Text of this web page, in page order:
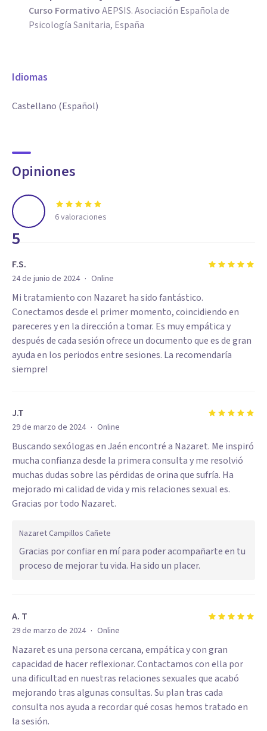
Curso FormativoAEPSIS. Asociación Española de
Psicología Sanitaria, España
Idiomas
Castellano (Español)
Opiniones
5
6valoraciones
F.S.
24 de junio de 2024 · Online
Mi tratamiento con Nazaret ha sido fantástico.
Conectamos desde el primer momento, coincidiendo en
pareceres y en la dirección a tomar. Es muy empática y
después de cada sesión ofrece un documento que es de gran
ayuda en los periodos entre sesiones. La recomendaría
siempre!
J.T
29 de marzo de 2024 · Online
Buscando sexólogas en Jaén encontré a Nazaret. Me inspiró
mucha confianza desde la primera consulta y me resolvió
muchas dudas sobre las pérdidas de orina que sufría. Ha
mejorado mi calidad de vida y mis relaciones sexual es.
Gracias por todo Nazaret.
Nazaret Campillos Cañete
Gracias por confiar en mí para poder acompañarte en tu
proceso de mejorar tu vida. Ha sido un placer.
A. T
29 de marzo de 2024 · Online
Nazaret es una persona cercana, empática y con gran
capacidad de hacer reflexionar. Contactamos con ella por
una dificultad en nuestras relaciones sexuales que acabó
mejorando tras algunas consultas. Su plan tras cada
consulta nos ayuda a recordar qué cosas hemos tratado en
la sesión.